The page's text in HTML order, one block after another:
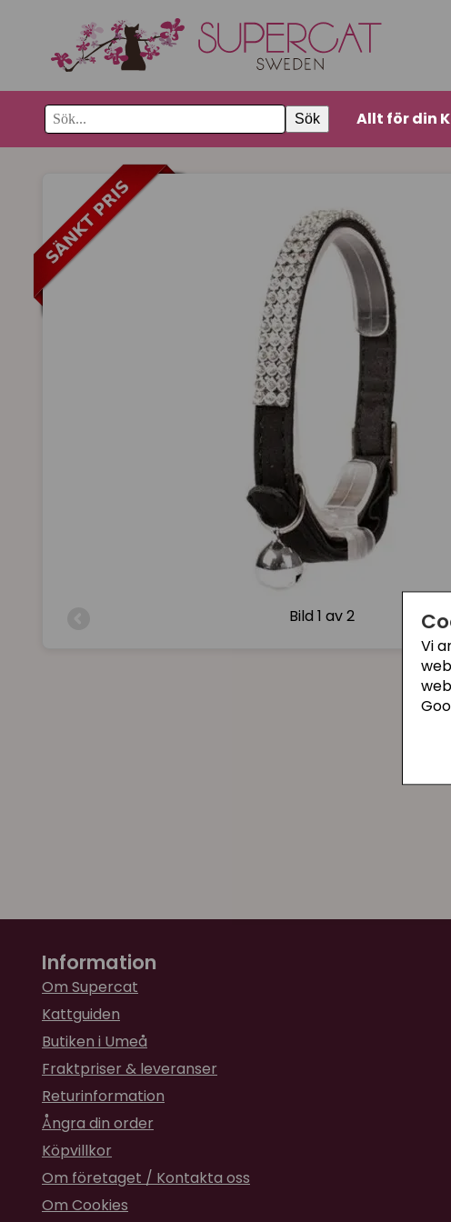
Vi
Sök Allt för din
Bild1 av 2
Information
Om Supercat
Kattguiden
Butiken i Umeå
Fraktpriser & leveranser
Returinformation
Ångra din order
Köpvillkor
Om företaget / Kontakta oss
Om Cookies